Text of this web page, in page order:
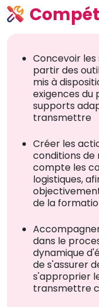
Concevoir
partir des
mis à
exigences
supports
transmettre
Créer les
conditions de
compte les
logistiques,
de la
dans le
dynamique
de s'assurer
s'approprier
transmettre